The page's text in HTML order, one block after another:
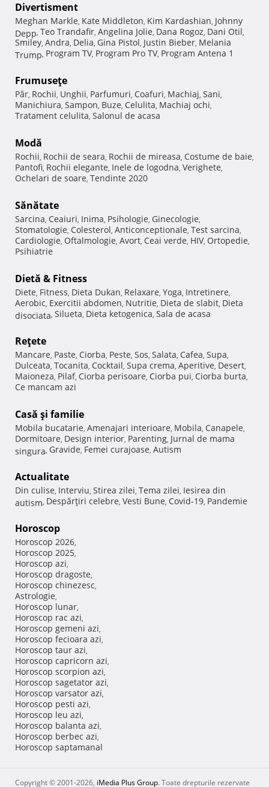
Divertisment
Meghan Markle, Kate Middleton, Kim Kardashian, Johnny
Depp, Teo Trandafir, Angelina Jolie, Dana Rogoz, Dani Otil,
Smiley, Andra, Delia, Gina Pistol, Justin Bieber, Melania
Trump, Program TV, Program Pro TV, Program Antena 1
Frumuseţe
Păr, Rochii, Unghii, Parfumuri, Coafuri, Machiaj, Sani,
Manichiura, Sampon, Buze, Celulita, Machiaj ochi,
Tratament celulita, Salonul de acasa
Modă
Rochii, Rochii de seara, Rochii de mireasa, Costume de baie,
Pantofi, Rochii elegante, Inele de logodna, Verighete,
Ochelari de soare, Tendinte 2020
Sănătate
Sarcina, Ceaiuri, Inima, Psihologie, Ginecologie,
Stomatologie, Colesterol, Anticonceptionale, Test sarcina,
Cardiologie, Oftalmologie, Avort, Ceai verde, HIV, Ortopedie,
Psihiatrie
Dietă & Fitness
Diete, Fitness, Dieta Dukan, Relaxare, Yoga, Intretinere,
Aerobic, Exercitii abdomen, Nutritie, Dieta de slabit, Dieta
disociata, Silueta, Dieta ketogenica, Sala de acasa
Reţete
Mancare, Paste, Ciorba, Peste, Sos, Salata, Cafea, Supa,
Dulceata, Tocanita, Cocktail, Supa crema, Aperitive, Desert,
Maioneza, Pilaf, Ciorba perisoare, Ciorba pui, Ciorba burta,
Ce mancam azi
Casă şi familie
Mobila bucatarie, Amenajari interioare, Mobila, Canapele,
Dormitoare, Design interior, Parenting, Jurnal de mama
singura, Gravide, Femei curajoase, Autism
Actualitate
Din culise, Interviu, Stirea zilei, Tema zilei, Iesirea din
autism, Despărţiri celebre, Vesti Bune, Covid-19, Pandemie
Horoscop
Horoscop 2026,
Horoscop 2025,
Horoscop azi,
Horoscop dragoste,
Horoscop chinezesc,
Astrologie,
Horoscop lunar,
Horoscop rac azi,
Horoscop gemeni azi,
Horoscop fecioara azi,
Horoscop taur azi,
Horoscop capricorn azi,
Horoscop scorpion azi,
Horoscop sagetator azi,
Horoscop varsator azi,
Horoscop pesti azi,
Horoscop leu azi,
Horoscop balanta azi,
Horoscop berbec azi,
Horoscop saptamanal
Copyright © 2001-2026, iMedia Plus Group. Toate drepturile rezervate